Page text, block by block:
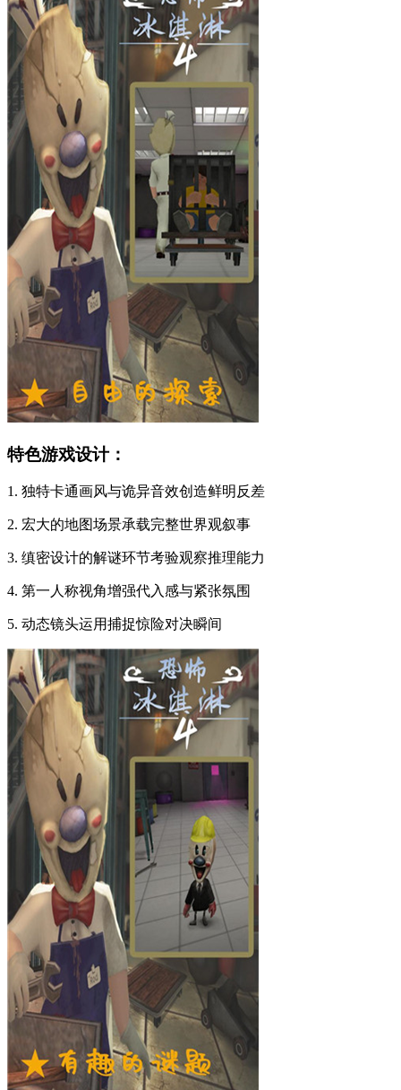
特色游戏设计：
1. 独特卡通画风与诡异音效创造鲜明反差
2. 宏大的地图场景承载完整世界观叙事
3. 缜密设计的解谜环节考验观察推理能力
4. 第一人称视角增强代入感与紧张氛围
5. 动态镜头运用捕捉惊险对决瞬间